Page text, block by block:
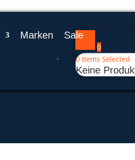
Marken Sale
0
0 Items Selected
Keine